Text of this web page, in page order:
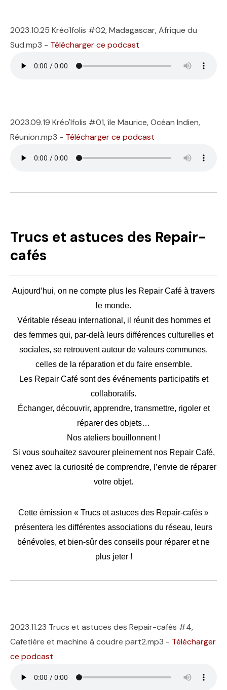
2023.10.25 Kréo'lfolis #02, Madagascar, Afrique du
Sud.mp3 - Télécharger ce podcast
2023.09.19 Kréo'lfolis #01, île Maurice, Océan Indien,
Réunion.mp3 - Télécharger ce podcast
Trucs et astuces des Repair-
cafés
Aujourd’hui, on ne compte plus les Repair Café à travers
le monde.
Véritable réseau international, il réunit des hommes et
des femmes qui, par-delà leurs différences culturelles et
sociales, se retrouvent autour de valeurs communes,
celles de la réparation et du faire ensemble.
Les Repair Café sont des événements participatifs et
collaboratifs.
Échanger, découvrir, apprendre, transmettre, rigoler et
réparer des objets…
Nos ateliers bouillonnent !
Si vous souhaitez savourer pleinement nos Repair Café,
venez avec la curiosité de comprendre, l’envie de réparer
votre objet.
Cette émission « Trucs et astuces des Repair-cafés »
présentera les différentes associations du réseau, leurs
bénévoles, et bien-sûr des conseils pour réparer et ne
plus jeter !
2023.11.23 Trucs et astuces des Repair-cafés #4,
Cafetière et machine à coudre part2.mp3 - Télécharger
ce podcast